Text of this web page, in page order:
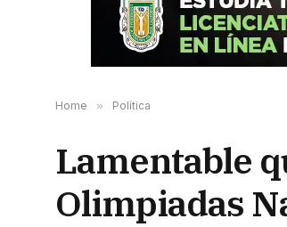
Home » Política
Lamentable
Olimpiadas